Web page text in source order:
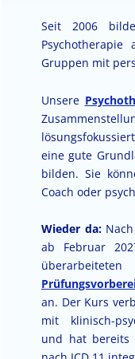
Seit 2006
Gruppen mit
Unsere
eine gute
bilden. Sie
Coach oder
Wieder da:Nach
ab Februar
an. Der Kurs
mit klinisch-
und hat bereits